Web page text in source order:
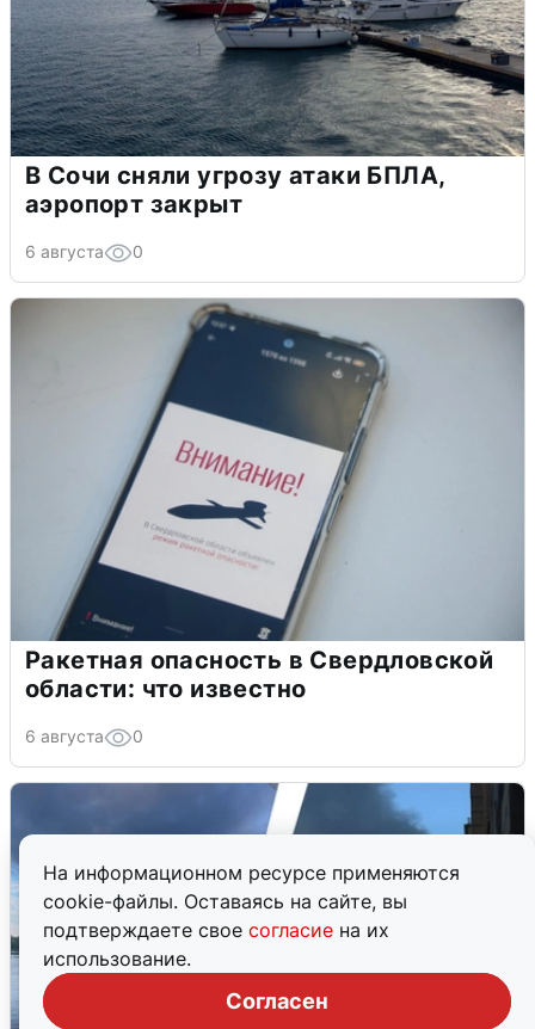
На информационном ресурсе применяются
cookie-файлы. Оставаясь на сайте, вы
подтверждаете свое согласие на их
использование.
Согласен
В Сочи сняли угрозу атаки БПЛА,
аэропорт закрыт
6 августа 0
Ракетная опасность в Свердловской
области: что известно
6 августа 0